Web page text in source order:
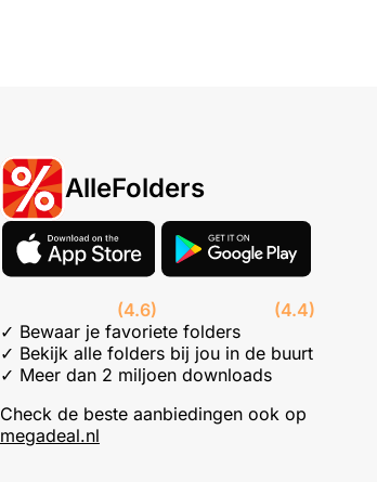
AlleFolders
(4.6)
(4.4)
✓ Bewaar je favoriete folders
✓ Bekijk alle folders bij jou in de buurt
✓ Meer dan 2 miljoen downloads
Check de beste aanbiedingen ook op
megadeal.nl